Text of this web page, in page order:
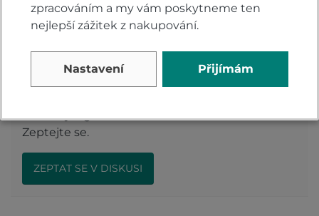
Komentáře k produktu (0)
Zeptejte se.
ZEPTAT SE V DISKUSI
zpracováním a my vám poskytneme ten
nejlepší zážitek z nakupování.
Nastavení Přijímám